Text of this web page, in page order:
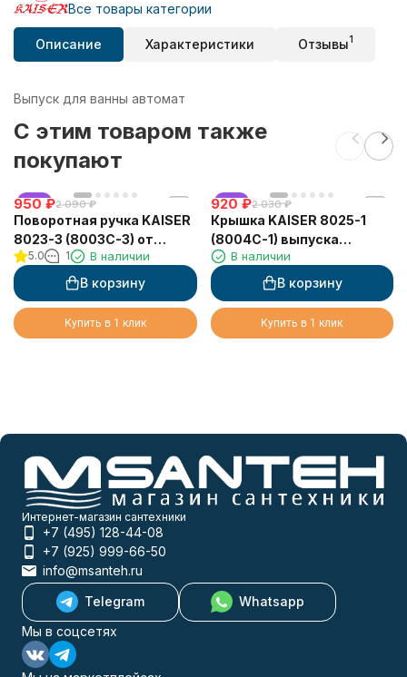
Все товары категории
Описание Характеристики Отзывы1
Выпуск для ванны автомат
C этим товаром также
покупают
хит
950 ₽2 090 ₽
Поворотная ручка KAISER
8023-3 (8003С-3) от
полуавтомата ванны,
золото
5.0 1 В наличии
В корзину
Купить в 1 клик
хит
920 ₽2 030 ₽
Крышка KAISER 8025-1
(8004С-1) выпуска
автомат 8004 для ванны,
бронза
В наличии
В корзину
Купить в 1 клик
Интернет-магазин сантехники
+7 (495) 128-44-08
+7 (925) 999-66-50
info@msanteh.ru
Telegram
Whatsapp
Мы в соцсетях